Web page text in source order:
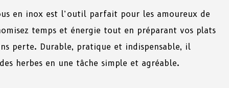
en inox est l’outil parfait pour les amoureux de
temps et énergie tout en préparant vos plats
perte. Durable, pratique et indispensable, il
herbes en une tâche simple et agréable.